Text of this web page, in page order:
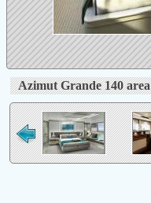
Azimut Grande 140